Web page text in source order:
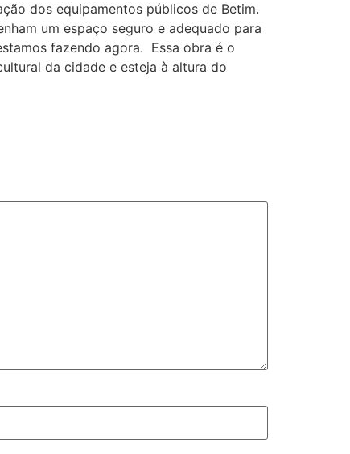
dos equipamentos públicos de Betim.
um espaço seguro e adequado para
fazendo agora. Essa obra é o
da cidade e esteja à altura do